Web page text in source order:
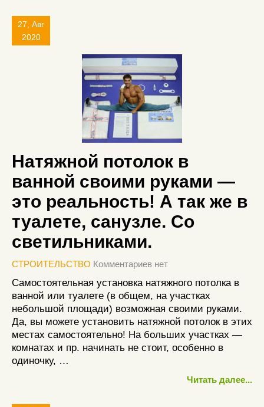
27, Авг
2020
Натяжной потолок в
ванной своими руками —
это реальность! А так же в
туалете, санузле. Со
светильниками.
СТРОИТЕЛЬСТВО Комментариев нет
Самостоятельная установка натяжного потолка в
ванной или туалете (в общем, на участках
небольшой площади) возможная своими руками.
Да, вы можете установить натяжной потолок в этих
местах самостоятельно! На больших участках —
комнатах и пр. начинать не стоит, особенно в
одиночку, …
Читать далее...